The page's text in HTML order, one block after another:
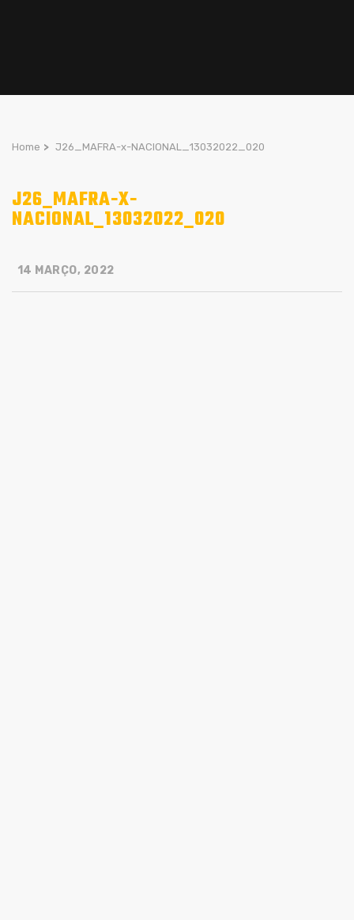
Home > J26_MAFRA-x-NACIONAL_13032022_020
J26_MAFRA-X-
NACIONAL_13032022_020
14 MARÇO, 2022